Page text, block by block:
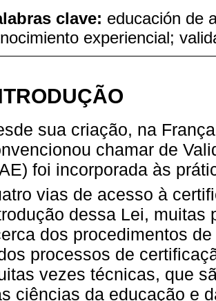
clave: educación de
experiencial;
sua criação, na
chamar de
foi incorporada às
vias de acesso à
dessa Lei, muitas
dos procedimentos
processos de
vezes técnicas, que
ciências da educação e